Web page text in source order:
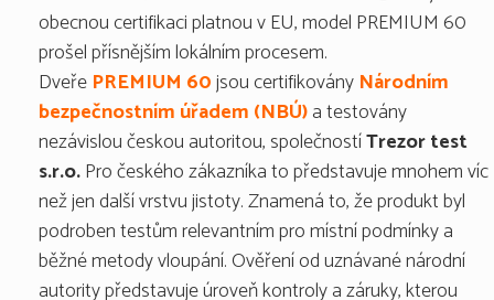
obecnou certifikaci platnou v EU, model PREMIUM 60
prošel přísnějším lokálním procesem.
Dveře PREMIUM 60jsou certifikovány Národním
bezpečnostním úřadem (NBÚ)a testovány
nezávislou českou autoritou, společnostíTrezor test
s.r.o.Pro českého zákazníka to představuje mnohem víc
než jen další vrstvu jistoty. Znamená to, že produkt byl
podroben testům relevantním pro místní podmínky a
běžné metody vloupání. Ověření od uznávané národní
autority představuje úroveň kontroly a záruky, kterou